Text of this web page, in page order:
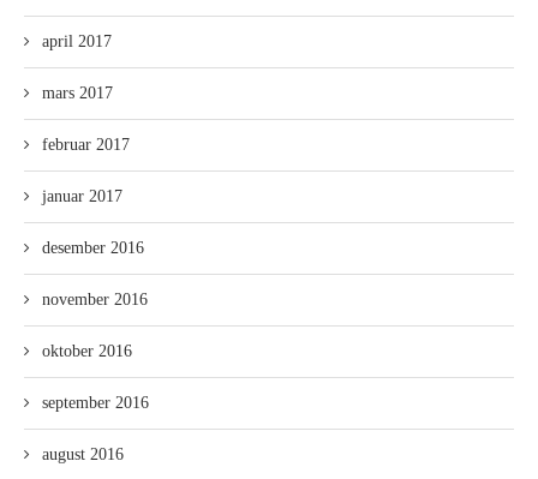
april 2017
mars 2017
februar 2017
januar 2017
desember 2016
november 2016
oktober 2016
september 2016
august 2016